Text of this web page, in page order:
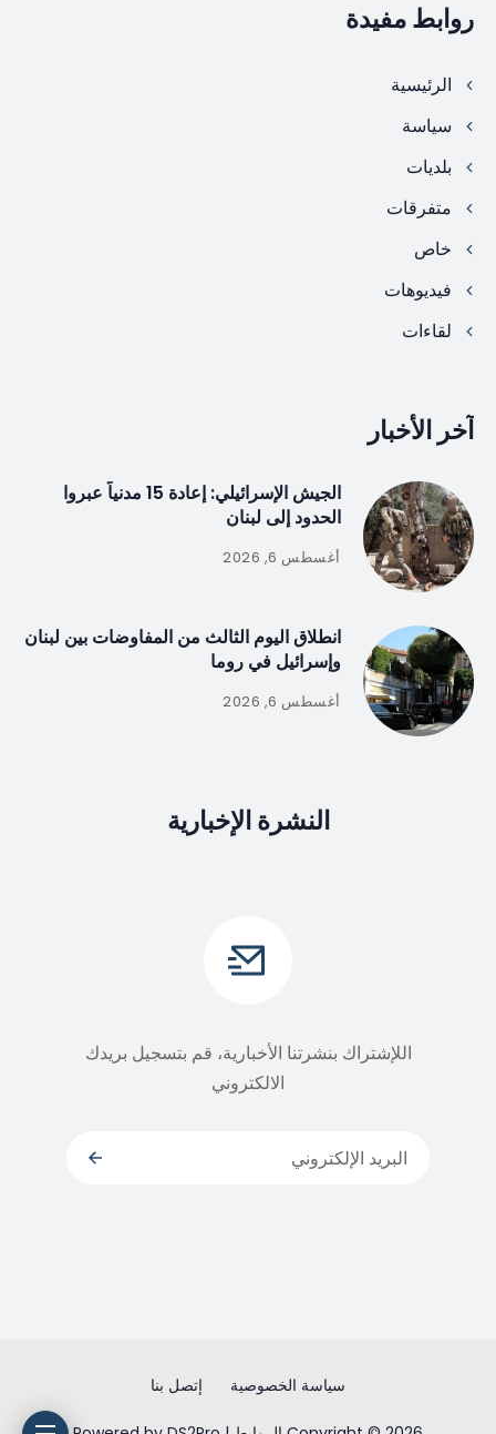
روابط مفيدة
الرئيسية
سياسة
بلديات
متفرقات
خاص
فيديوهات
لقاءات
آخر الأخبار
الجيش الإسرائيلي: إعادة 15 مدنياً عبروا
الحدود إلى لبنان
أغسطس 6, 2026
انطلاق اليوم الثالث من المفاوضات بين لبنان
وإسرائيل في روما
أغسطس 6, 2026
النشرة الإخبارية
اللإشتراك بنشرتنا الأخبارية، قم بتسجيل بريدك
الالكتروني
سياسة الخصوصية إتصل بنا